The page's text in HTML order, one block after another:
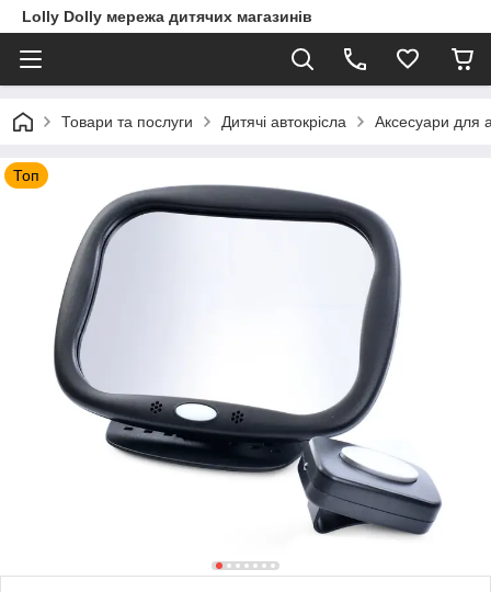
Lolly Dolly мережа дитячих магазинів
Товари та послуги Дитячі автокрісла Аксесуари для
Топ